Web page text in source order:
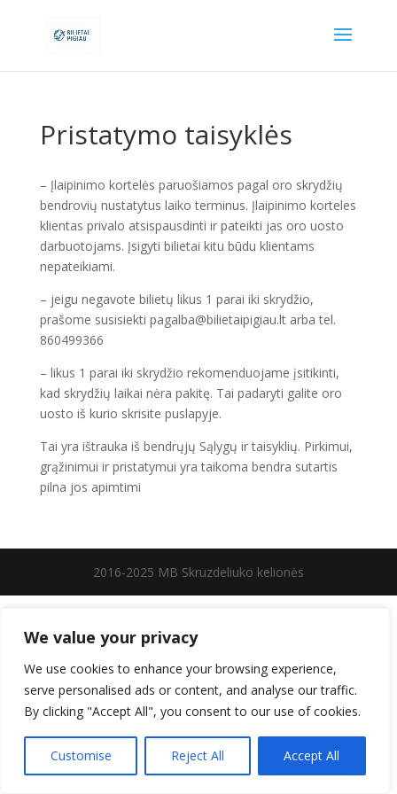
We value your privacy
We use cookies to enhance your browsing experience,
serve personalised ads or content, and analyse our traffic.
By clicking "Accept All", you consent to our use of cookies.
Customise Reject All Accept All
Pristatymo taisyklės
– Įlaipinimo kortelės paruošiamos pagal oro skrydžių
bendrovių nustatytus laiko terminus. Įlaipinimo korteles
klientas privalo atsispausdinti ir pateikti jas oro uosto
darbuotojams. Įsigyti bilietai kitu būdu klientams
nepateikiami.
– jeigu negavote bilietų likus 1 parai iki skrydžio,
prašome susisiekti pagalba@bilietaipigiau.lt arba tel.
860499366
– likus 1 parai iki skrydžio rekomenduojame įsitikinti,
kad skrydžių laikai nėra pakitę. Tai padaryti galite oro
uosto iš kurio skrisite puslapyje.
Tai yra ištrauka iš bendrųjų Sąlygų ir taisyklių. Pirkimui,
grąžinimui ir pristatymui yra taikoma bendra sutartis
pilna jos apimtimi
2016-2025 MB Skruzdeliuko kelionės